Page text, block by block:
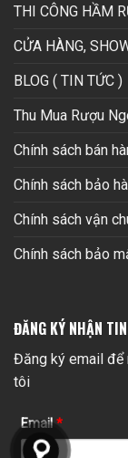
THI CÔNG HẦM
CỬA HÀNG,
BLOG ( TIN TỨC )
Thu Mua Rượu
Chính sách bán
Chính sách bảo
Chính sách vận
Chính sách bảo
ĐĂNG KÝ NHẬN TIN
Đăng ký email để
tôi
Email*